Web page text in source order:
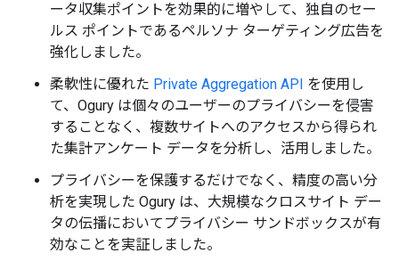
ータ収集ポイントを効果的に増やして、独自のセー
ルス ポイントであるペルソナ ターゲティング広告を
強化しました。
柔軟性に優れた Private Aggregation API を使用し
て、Ogury は個々のユーザーのプライバシーを侵害
することなく、複数サイトへのアクセスから得られ
た集計アンケート データを分析し、活用しました。
プライバシーを保護するだけでなく、精度の高い分
析を実現した Ogury は、大規模なクロスサイト デー
タの伝播においてプライバシー サンドボックスが有
効なことを実証しました。